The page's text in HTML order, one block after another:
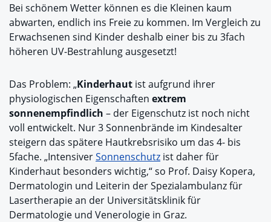
Bei schönem Wetter können es die Kleinen kaum
abwarten, endlich ins Freie zu kommen. Im Vergleich zu
Erwachsenen sind Kinder deshalb einer bis zu 3fach
höheren UV-Bestrahlung ausgesetzt!
Das Problem: „Kinderhaut ist aufgrund ihrer
physiologischen Eigenschaften extrem
sonnenempfindlich – der Eigenschutz ist noch nicht
voll entwickelt. Nur 3 Sonnenbrände im Kindesalter
steigern das spätere Hautkrebsrisiko um das 4- bis
5fache. „IntensiverSonnenschutz ist daher für
Kinderhaut besonders wichtig,“ so Prof. Daisy Kopera,
Dermatologin und Leiterin der Spezialambulanz für
Lasertherapie an der Universitätsklinik für
Dermatologie und Venerologie in Graz.